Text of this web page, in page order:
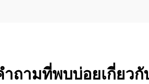
ำถามที่พบบ่อยเกี่ยว